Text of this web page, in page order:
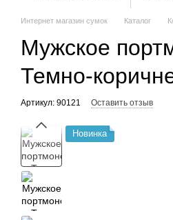
Интернет магазин сумок Каталог
Мужское
Темно-
Артикул: 90121 Оставить отзыв
Новинка